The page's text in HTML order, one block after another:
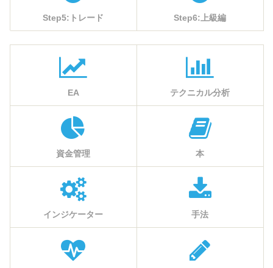
Step5:トレード Step6:上級編
EA テクニカル分析
資金管理 本
インジケーター 手法